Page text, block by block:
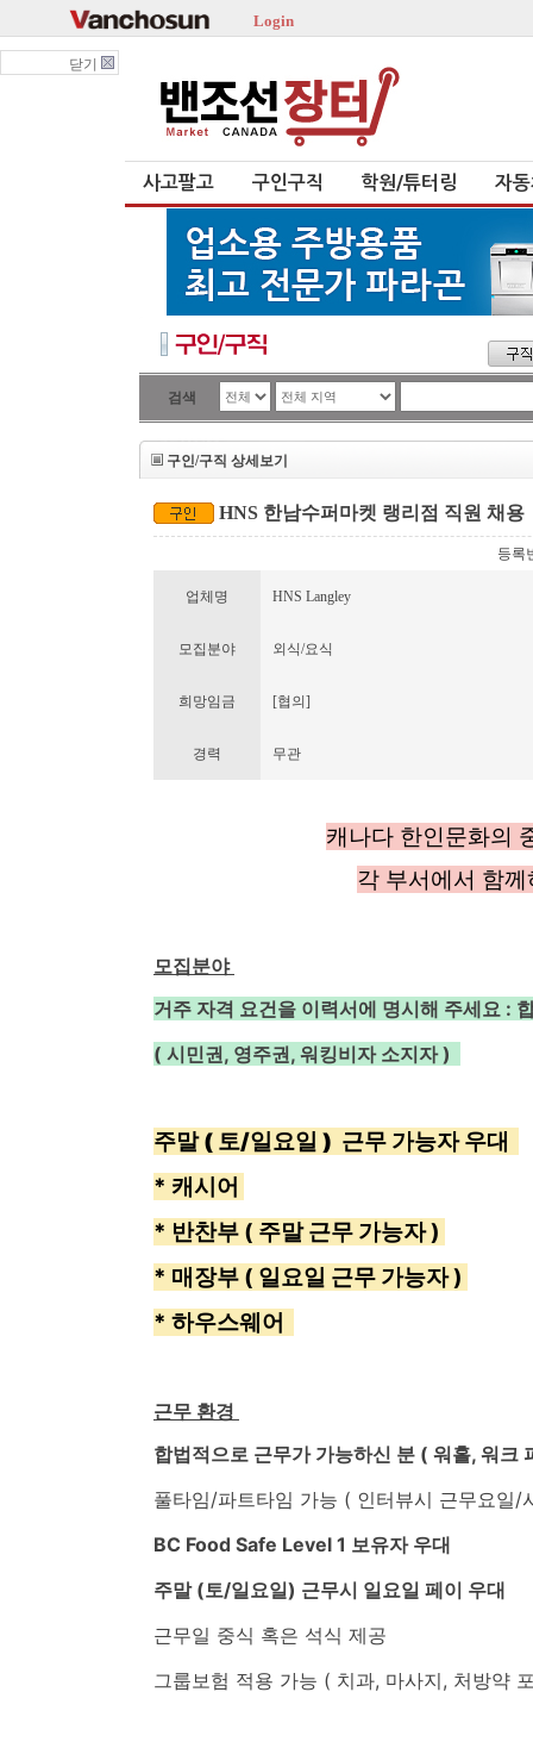
Login
닫기
사고팔고 구인구직 학원/튜터링 자
검색
구인/구직 상세보기
HNS 한남수퍼마켓 랭리점 직원 채용
등록
업체명 HNS Langley
모집분야 외식/요식
희망임금 [협의]
경력 무관
캐나다 한인문화의
각 부서에서 함
모집분야
거주 자격 요건을 이력서에 명시해 주세요 :
( 시민권, 영주권, 워킹비자 소지자 )
주말 ( 토/일요일 ) 근무 가능자 우대
* 캐시어
* 반찬부 ( 주말 근무 가능자 )
* 매장부 ( 일요일 근무 가능자 )
* 하우스웨어
근무 환경
합법적으로 근무가 가능하신 분 ( 워홀, 워크
풀타임/파트타임 가능 ( 인터뷰시 근무요일/
BC Food Safe Level 1 보유자 우대
주말 (토/일요일) 근무시 일요일 페이 우대
근무일 중식 혹은 석식 제공
그룹보험 적용 가능 ( 치과, 마사지, 처방약